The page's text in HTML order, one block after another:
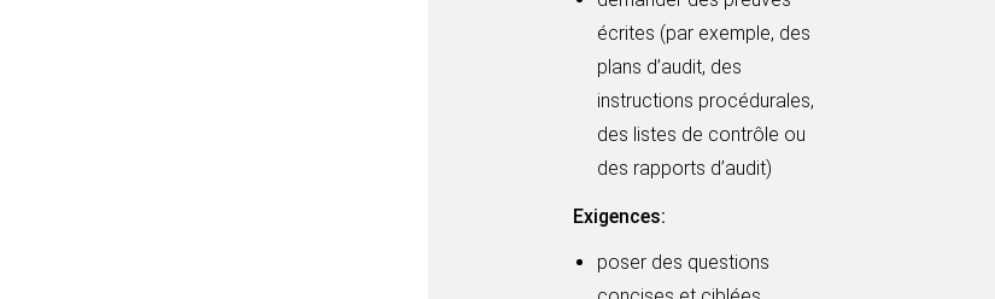
écrites (par exemple, des
plans d’audit, des
instructions procédurales,
des listes de contrôle ou
des rapports d’audit)
Exigences:
poser des questions